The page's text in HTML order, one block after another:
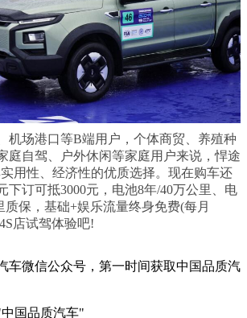
场港口等B端用户，个体商贸、养殖种
庭自驾、户外休闲等家庭用户来说，悍途
用性、经济性的优质选择。现在购车还
下订可抵3000元，电池8年/40万公里、电
质保，基础+娱乐流量终身免费(每月
店试驾体验吧!
车微信公众号，第一时间获取中国品质汽
国品质汽车"